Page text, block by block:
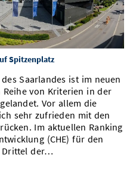
Spitzenplatz
Saarlandes ist im neuen
Reihe von Kriterien in der
Vor allem die
sehr zufrieden mit den
Im aktuellen Ranking
(CHE) für den
Drittel der…